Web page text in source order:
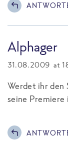
Alphager
31.08.2009 at
Werdet ihr den
seine Premiere